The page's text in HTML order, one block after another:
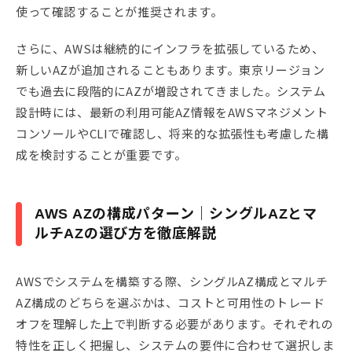
使って確認することが推奨されます。
さらに、AWSは継続的にインフラを拡張しているため、
新しいAZが追加されることもあります。東京リージョン
でも過去に段階的にAZが増設されてきました。システム
設計時には、最新の利用可能AZ情報をAWSマネジメント
コンソールやCLIで確認し、将来的な拡張性も考慮した構
成を検討することが重要です。
AWS AZの構成パターン｜シングルAZとマ
ルチAZの選び方を徹底解説
AWSでシステムを構築する際、シングルAZ構成とマルチ
AZ構成のどちらを選ぶかは、コストと可用性のトレード
オフを理解した上で判断する必要があります。それぞれの
特性を正しく把握し、システムの要件に合わせて選択しま